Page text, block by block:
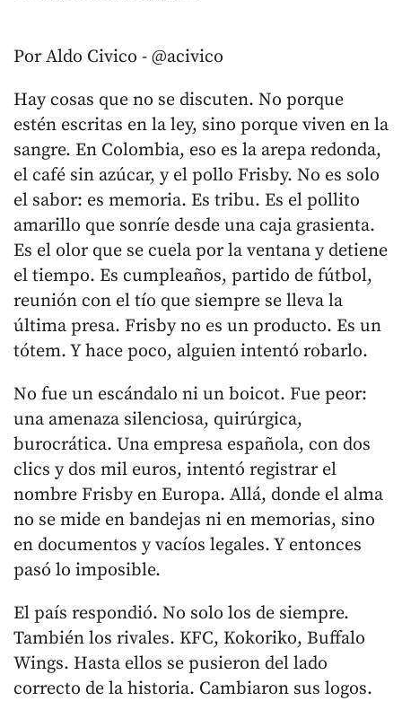
Por Aldo Civico - @acivico
Hay cosas que no se discuten. No porque
estén escritas en la ley, sino porque viven en la
sangre. En Colombia, eso es la arepa redonda,
el café sin azúcar, y el pollo Frisby. No es solo
el sabor: es memoria. Es tribu. Es el pollito
amarillo que sonríe desde una caja grasienta.
Es el olor que se cuela por la ventana y detiene
el tiempo. Es cumpleaños, partido de fútbol,
reunión con el tío que siempre se lleva la
última presa. Frisby no es un producto. Es un
tótem. Y hace poco, alguien intentó robarlo.
No fue un escándalo ni un boicot. Fue peor:
una amenaza silenciosa, quirúrgica,
burocrática. Una empresa española, con dos
clics y dos mil euros, intentó registrar el
nombre Frisby en Europa. Allá, donde el alma
no se mide en bandejas ni en memorias, sino
en documentos y vacíos legales. Y entonces
pasó lo imposible.
El país respondió. No solo los de siempre.
También los rivales. KFC, Kokoriko, Buffalo
Wings. Hasta ellos se pusieron del lado
correcto de la historia. Cambiaron sus logos.